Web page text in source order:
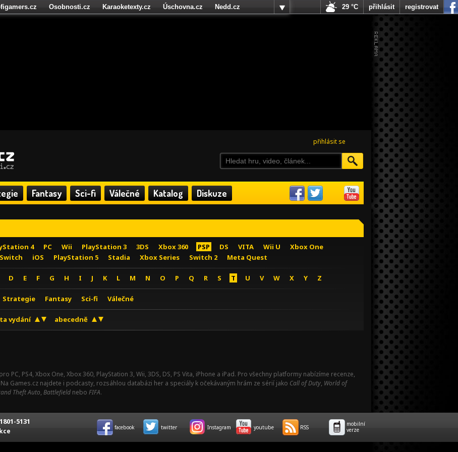
přihlásit se
Fantasy Sci-fi Válečné Katalog Diskuze
4 PC Wii PlayStation 3 3DS Xbox 360 PSP DS VITA Wii U
Xbox One
Switch iOS PlayStation 5 Stadia Xbox Series Switch 2 Meta Quest
D E F G H I J K L M N O P Q R S T U V W X Y Z
Strategie Fantasy Sci-fi Válečné
vydání abecedně
pro PC, PS4, Xbox One, Xbox 360, PlayStation 3, Wii, 3DS, DS, PS Vita, iPhone a iPad. Pro všechny platformy nabízíme recenze,
Games.cz najdete i podcasty, rozsáhlou databázi her a speciály k očekávaným hrám ze sérií jako Call of Duty, World of
Theft Auto, Battlefield nebo FIFA.
Osobnosti.cz Karaoketexty.cz Úschovna.cz
Nedd.cz
29 °C přihlásit registrovat
5131
facebook twitter Instagram youtube RSS
mobilní
verze